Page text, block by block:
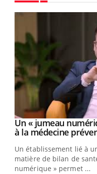
Youtube
Un « jumeau
à la médecine
Un établissement lié à
matière de bilan de
numérique » permet ...